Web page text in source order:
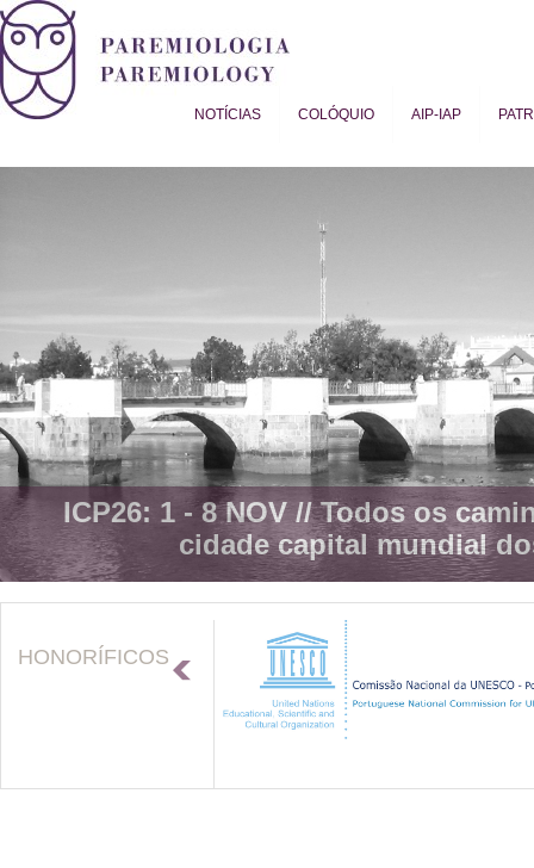
NOTÍCIAS COLÓQUIO AIP-IAP
ICP26: 1 - 8 NOV //Todos os
cidade capital mundial
HONORÍFICOS